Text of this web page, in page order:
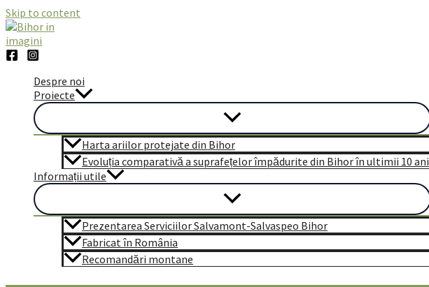
Skip to content
Despre noi
Proiecte
Harta ariilor protejate din Bihor
Evoluția comparativă a suprafețelor împădurite din Bihor în ultimii 10 ani
Informații utile
Prezentarea Serviciilor Salvamont-Salvaspeo Bihor
Fabricat în România
Recomandări montane